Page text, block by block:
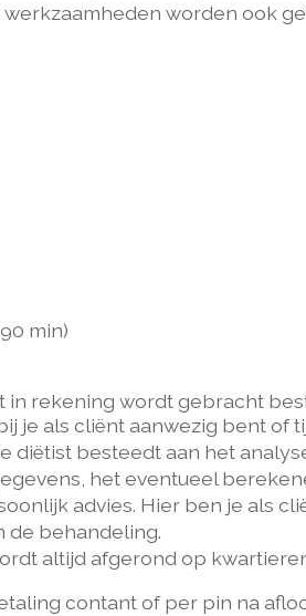
worden ook
min)
in rekening wordt gebracht
je als cliënt aanwezig bent of
diëtist besteedt aan het
het eventueel
advies. Hier ben je als
de behandeling.
altijd afgerond op
contant of per pin na